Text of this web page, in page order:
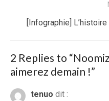
Next
[Infographie]
2 Replies to “
aimerez demain !”
tenuo dit :